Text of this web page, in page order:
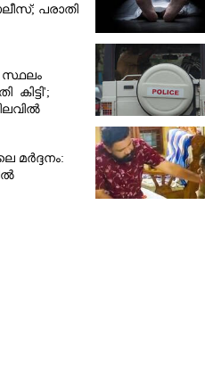
പരാതി
സ്ഥലം
മർദ്ദനം: